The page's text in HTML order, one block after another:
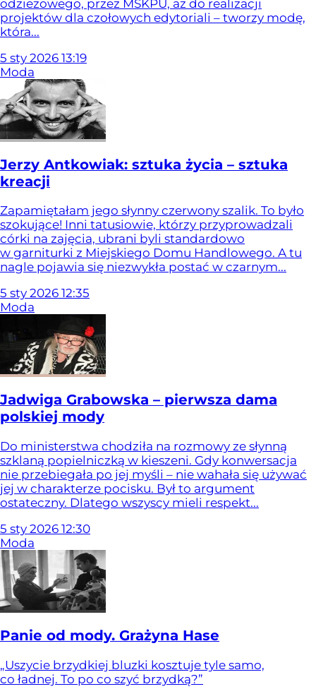
odzieżowego, przez MSKPU, aż do realizacji
projektów dla czołowych edytoriali – tworzy modę,
która...
5 sty 2026 13:19
Moda
Jerzy Antkowiak: sztuka życia – sztuka
kreacji
Zapamiętałam jego słynny czerwony szalik. To było
szokujące! Inni tatusiowie, którzy przyprowadzali
córki na zajęcia, ubrani byli standardowo
w garniturki z Miejskiego Domu Handlowego. A tu
nagle pojawia się niezwykła postać w czarnym...
5 sty 2026 12:35
Moda
Jadwiga Grabowska – pierwsza dama
polskiej mody
Do ministerstwa chodziła na rozmowy ze słynną
szklaną popielniczką w kieszeni. Gdy konwersacja
nie przebiegała po jej myśli – nie wahała się używać
jej w charakterze pocisku. Był to argument
ostateczny. Dlatego wszyscy mieli respekt...
5 sty 2026 12:30
Moda
Panie od mody. Grażyna Hase
„Uszycie brzydkiej bluzki kosztuje tyle samo,
co ładnej. To po co szyć brzydką?”